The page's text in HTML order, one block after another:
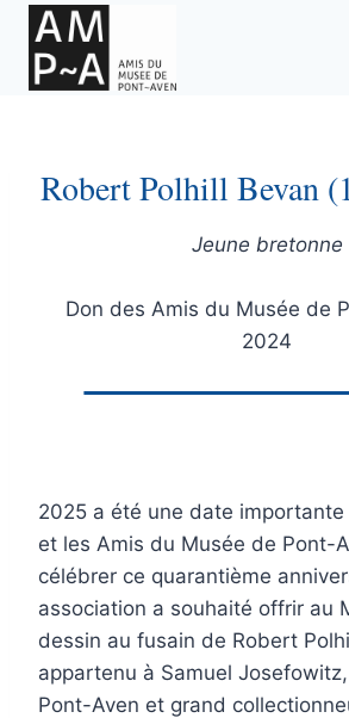
contenu
Robert Polhill Bevan
Jeune bretonne
Don des Amis du Musée de
2024
2025 a été une date importante
et les Amis du Musée de Pont-
célébrer ce quarantième
association a souhaité offrir au
dessin au fusain de Robert
appartenu à Samuel
Pont-Aven et grand